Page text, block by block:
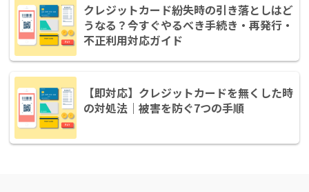
クレジットカード紛失時の引き落としはど
うなる？今すぐやるべき手続き・再発行・
不正利用対応ガイド
【即対応】クレジットカードを無くした時
の対処法｜被害を防ぐ7つの手順